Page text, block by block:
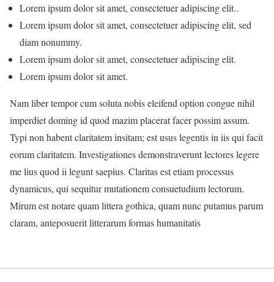
Lorem ipsum dolor sit amet, consectetuer adipiscing elit..
Lorem ipsum dolor sit amet, consectetuer adipiscing elit, sed
diam nonummy.
Lorem ipsum dolor sit amet, consectetuer adipiscing elit.
Lorem ipsum dolor sit amet.
Nam liber tempor cum soluta nobis eleifend option congue nihil
imperdiet doming id quod mazim placerat facer possim assum.
Typi non habent claritatem insitam; est usus legentis in iis qui facit
eorum claritatem. Investigationes demonstraverunt lectores legere
me lius quod ii legunt saepius. Claritas est etiam processus
dynamicus, qui sequitur mutationem consuetudium lectorum.
Mirum est notare quam littera gothica, quam nunc putamus parum
claram, anteposuerit litterarum formas humanitatis